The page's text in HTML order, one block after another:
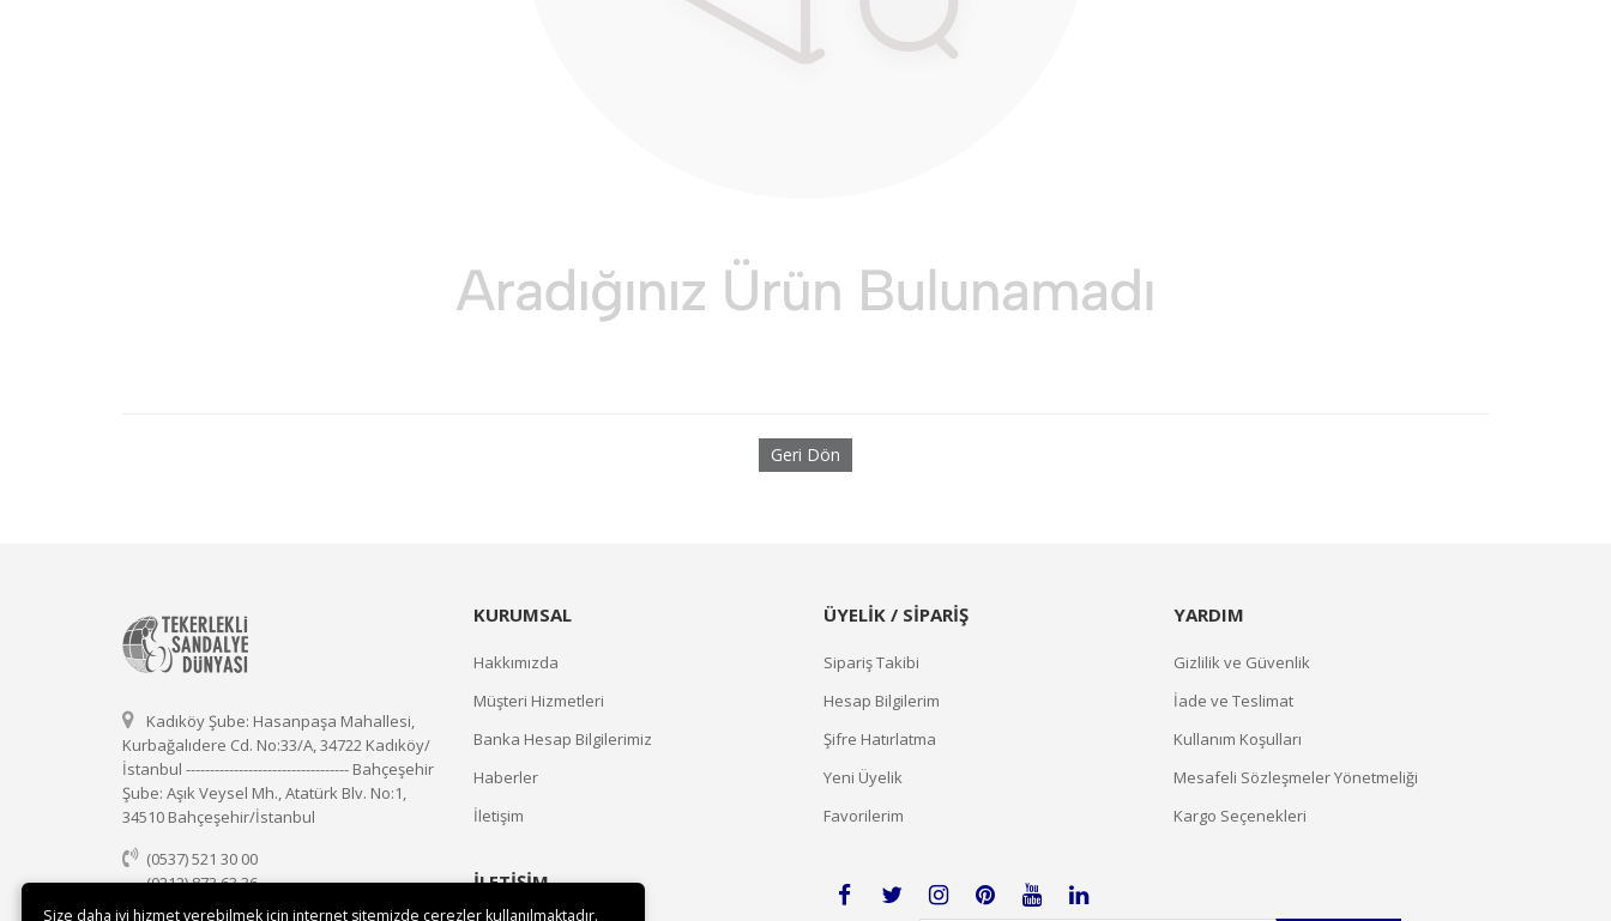
Geri Dön
Kadıköy Şube: Hasanpaşa Mahallesi,
Kurbağalıdere Cd. No:33/A, 34722 Kadıköy/
İstanbul ---------------------------------- Bahçeşehir
Şube: Aşık Veysel Mh., Atatürk Blv. No:1,
34510 Bahçeşehir/İstanbul
(0537) 521 30 00
(0212) 873 63 36
(0537) 521 30 00
KURUMSAL
Hakkımızda
Müşteri Hizmetleri
Banka Hesap Bilgilerimiz
Haberler
İletişim
ÜYELİK / SİPARİŞ
Sipariş Takibi
Hesap Bilgilerim
Şifre Hatırlatma
Yeni Üyelik
Favorilerim
YARDIM
Gizlilik ve Güvenlik
İade ve Teslimat
Kullanım Koşulları
Mesafeli Sözleşmeler Yönetmeliği
Kargo Seçenekleri
İLETİŞİM
Size daha iyi hizmet verebilmek için internet sitemizde çerezler kullanılmaktadır.